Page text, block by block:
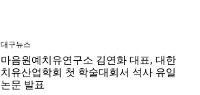
대구뉴스
마음원예치유연구소 김연화 대표, 대한
치유산업학회 첫 학술대회서 석사 유일
논문 발표